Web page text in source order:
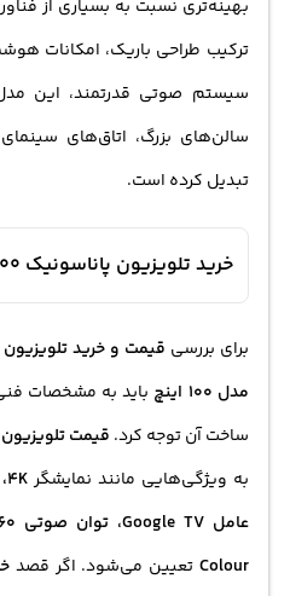
بهینه‌تری نسبت به بسیاری از
ترکیب طراحی باریک، امکانات
سیستم صوتی قدرتمند، این
سالن‌های بزرگ، اتاق‌های
تبدیل کرده است.
خرید تلویزیون پاناسونیک 100NX900 با بهترین قیمت
برای بررسی
مدل 100 اینچ
باید به مشخصات
ساخت آن توجه کرد. قیمت تلویزیون
به ویژگی‌هایی مانند نمایشگر
Colour تعیین می‌شود. اگر قصد